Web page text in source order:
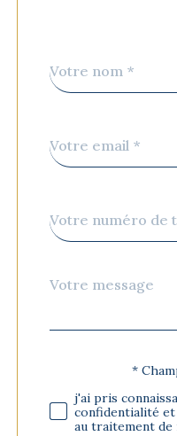
Fieldset
*
*
*
Fieldset
défaut
Message
Validation
*
j'ai pris
confidentialité
au traitement de